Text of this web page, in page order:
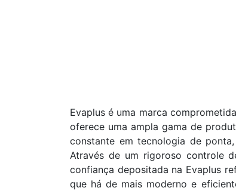
Evaplus é uma marca
oferece uma ampla gama de
constante em tecnologia de
Através de um rigoroso controle
confiança depositada na Evaplus
que há de mais moderno e